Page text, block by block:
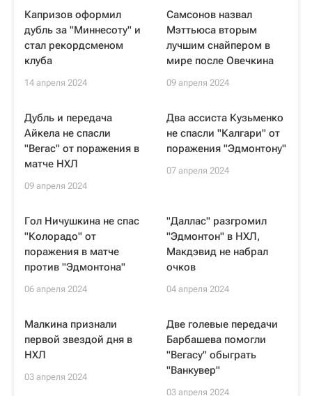
Капризов оформил
дубль за "Миннесоту" и
стал рекордсменом
клуба
14 апреля 2024
Самсонов назвал
Мэттьюса вторым
лучшим снайпером в
мире после Овечкина
09 апреля 2024
Дубль и передача
Айкела не спасли
"Вегас" от поражения в
матче НХЛ
09 апреля 2024
Два ассиста Кузьменко
не спасли "Калгари" от
поражения "Эдмонтону"
07 апреля 2024
Гол Ничушкина не спас
"Колорадо" от
поражения в матче
против "Эдмонтона"
06 апреля 2024
"Даллас" разгромил
"Эдмонтон" в НХЛ,
Макдэвид не набрал
очков
04 апреля 2024
Малкина признали
первой звездой дня в
НХЛ
03 апреля 2024
Две голевые передачи
Барбашева помогли
"Вегасу" обыграть
"Ванкувер"
03 апреля 2024